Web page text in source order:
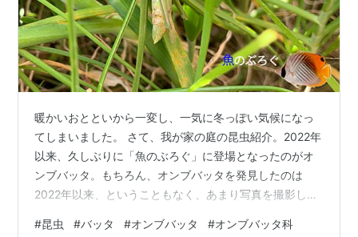
暖かいおとといから一変し、一気に冬っぽい気候になっ
てしまいました。 さて、我が家の庭の昆虫紹介。2022年
以来、久しぶりに「魚のぶろぐ」に登場となったのがオ
ンブバッタ。もちろん、オンブバッタを発見したのは
2022年以来、ということもなく、あまり写真を撮影して
いよう。我が家の庭にある菜園スペースでは一番よく見
#昆虫 #バッタ #オンブバッタ #オンブバッタ科